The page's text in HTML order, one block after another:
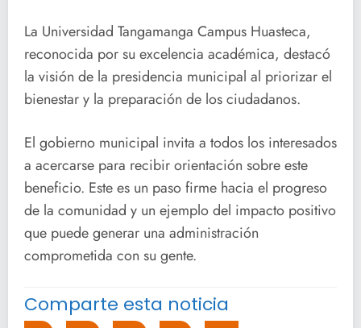
La Universidad Tangamanga Campus Huasteca,
reconocida por su excelencia académica, destacó
la visión de la presidencia municipal al priorizar el
bienestar y la preparación de los ciudadanos.
El gobierno municipal invita a todos los interesados
a acercarse para recibir orientación sobre este
beneficio. Este es un paso firme hacia el progreso
de la comunidad y un ejemplo del impacto positivo
que puede generar una administración
comprometida con su gente.
Comparte esta noticia